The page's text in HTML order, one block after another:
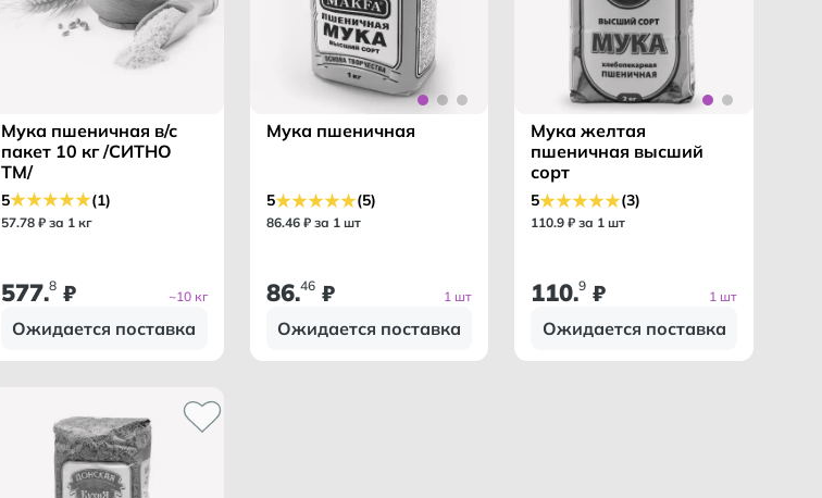
Мука пшеничная в/с
пакет 10 кг /СИТНО
ТМ/
5 (1)
57.78 ₽ за 1 кг
577.8 ₽ ~10 кг
Ожидается поставка
Мука пшеничная
5 (5)
86.46 ₽ за 1 шт
86.46₽ 1 шт
Ожидается поставка
Мука желтая
пшеничная высший
сорт
5 (3)
110.9 ₽ за 1 шт
110.9 ₽ 1 шт
Ожидается поставка